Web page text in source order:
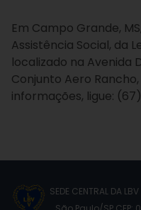
Em Campo Grande,
Assistência Social, da
localizado na Avenida
Conjunto Aero
informações, ligue:
SEDE CENTRAL DA